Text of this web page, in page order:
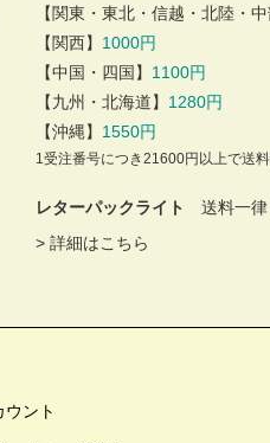
【関東・東北・信越・北陸・
【関西】 1000円
【中国・四国】 1100円
【九州・北海道】 1280円
【沖縄】 1550円
1受注番号につき21600円以上で送
レターパックライト送料一
>詳細はこちら
ウント